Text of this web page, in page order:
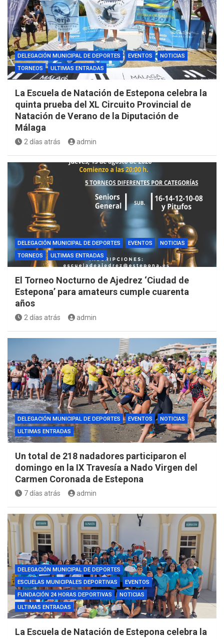
DELEGACIÓN MUNICIPAL DE DEPORTES EVENTOS
NOTICIAS
TORNEOS
ULTIMAS ENTRADAS
La Escuela de Natación de Estepona celebra la
quinta prueba del XL Circuito Provincial de
Natación de Verano de la Diputación de
Málaga
2 días atrás admin
DELEGACIÓN MUNICIPAL DE DEPORTES EVENTOS
NOTICIAS
TORNEOS
ULTIMAS ENTRADAS
El Torneo Nocturno de Ajedrez ‘Ciudad de
Estepona’ para amateurs cumple cuarenta
años
2 días atrás admin
DELEGACIÓN MUNICIPAL DE DEPORTES EVENTOS
NOTICIAS
ULTIMAS ENTRADAS
Un total de 218 nadadores participaron el
domingo en la IX Travesía a Nado Virgen del
Carmen Coronada de Estepona
7 días atrás admin
DELEGACIÓN MUNICIPAL DE DEPORTES
ESCUELAS MUNICIPALES DEPORTIVAS
EVENTOS
FUNDACIÓN 24 HORAS DEPORTIVAS
NOTICIAS
ULTIMAS ENTRADAS
La Escuela de Natación de Estepona celebra la